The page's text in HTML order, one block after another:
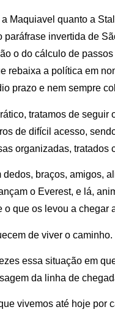
Maquiavel quanto a
invertida de
o do cálculo de
rebaixa a política em
prazo e nem sempre
tratamos de seguir
de difícil acesso,
organizadas, tratados
braços, amigos,
o Everest, e lá,
o que os levou a chegar
de viver o caminho.
essa situação em
da linha de
vivemos até hoje por